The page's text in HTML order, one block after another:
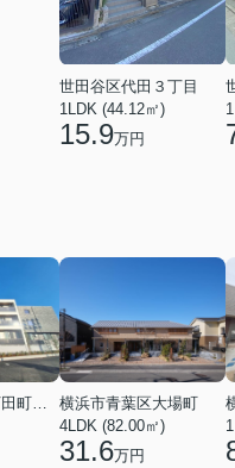
世田谷区代田３丁目
1LDK (44.12㎡)
15.9万円
横浜市青葉区大場町
4LDK (82.00㎡)
31.6万円